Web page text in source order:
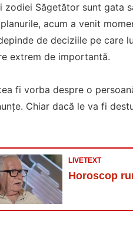
zodiei Săgetător sunt gata
acum a venit
de deciziile pe care
extrem de importantă.
fi vorba despre o
Chiar dacă le va fi
LIVETEXT
Horoscop